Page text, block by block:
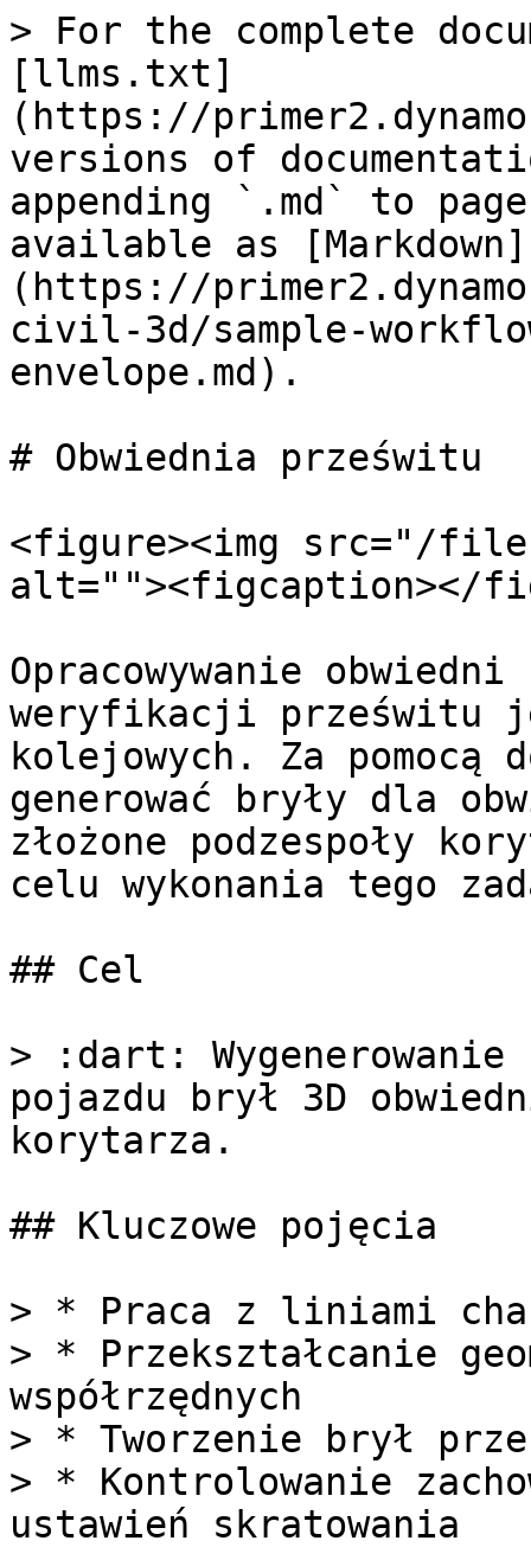
> For the complete
[llms.txt]
(https://
versions of
appending `.md` to
available as [Markdown]
(https://
civil-3d/sample-
envelope.md).
# Obwiednia prześwitu
<figure><img src="/files/
alt=""><figcaption></
Opracowywanie
weryfikacji prześwitu
kolejowych. Za pomocą
generować bryły dla
złożone podzespoły
celu wykonania tego
## Cel
> :dart:
pojazdu brył 3D
korytarza.
## Kluczowe pojęcia
> * Praca z liniami
> * Przekształcanie
współrzędnych
> * Tworzenie brył
> * Kontrolowanie
ustawień skratowania